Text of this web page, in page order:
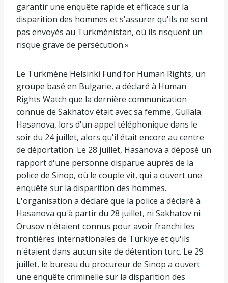
garantir une enquête rapide et efficace sur la
disparition des hommes et s'assurer qu'ils ne sont
pas envoyés au Turkménistan, où ils risquent un
risque grave de persécution.»
Le Turkmène Helsinki Fund for Human Rights, un
groupe basé en Bulgarie, a déclaré à Human
Rights Watch que la dernière communication
connue de Sakhatov était avec sa femme, Gullala
Hasanova, lors d'un appel téléphonique dans le
soir du 24 juillet, alors qu'il était encore au centre
de déportation. Le 28 juillet, Hasanova a déposé un
rapport d'une personne disparue auprès de la
police de Sinop, où le couple vit, qui a ouvert une
enquête sur la disparition des hommes.
L'organisation a déclaré que la police a déclaré à
Hasanova qu'à partir du 28 juillet, ni Sakhatov ni
Orusov n'étaient connus pour avoir franchi les
frontières internationales de Türkiye et qu'ils
n'étaient dans aucun site de détention turc. Le 29
juillet, le bureau du procureur de Sinop a ouvert
une enquête criminelle sur la disparition des